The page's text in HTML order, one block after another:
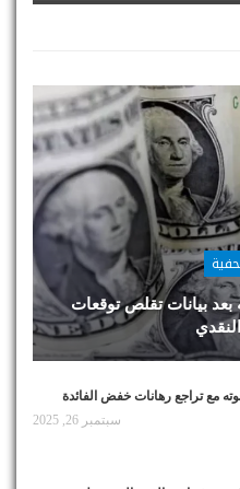
بعد بيانات تقلص توقعات
مع تراجع رهانات خفض الفائدة
سبتمبر 26, 2025